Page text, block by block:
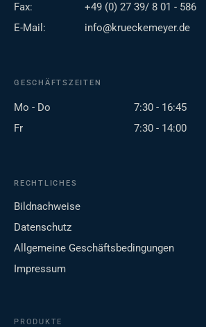
Fax:
+49 (0) 27 39/ 8 01 - 586
E-Mail:
info@krueckemeyer.de
GESCHÄFTSZEITEN
Mo - Do
7:30 - 16:45
Fr
7:30 - 14:00
RECHTLICHES
Bildnachweise
Datenschutz
Allgemeine Geschäftsbedingungen
Impressum
PRODUKTE